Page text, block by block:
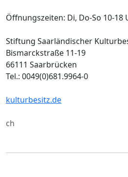
Öffnungszeiten: Di, Do-So 10-18
Stiftung Saarländischer
Bismarckstraße 11-19
66111 Saarbrücken
Tel.: 0049(0)681.9964-0
kulturbesitz.de
ch